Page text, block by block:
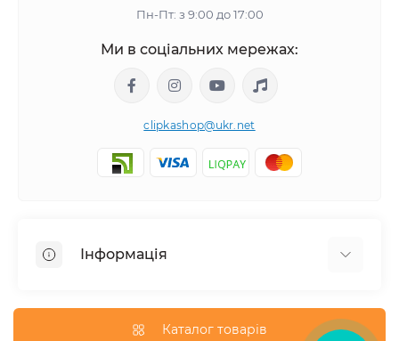
Пн-Пт: з 9:00 до 17:00
Ми в соціальних мережах:
clipkashop@ukr.net
Інформація
Каталог товарів